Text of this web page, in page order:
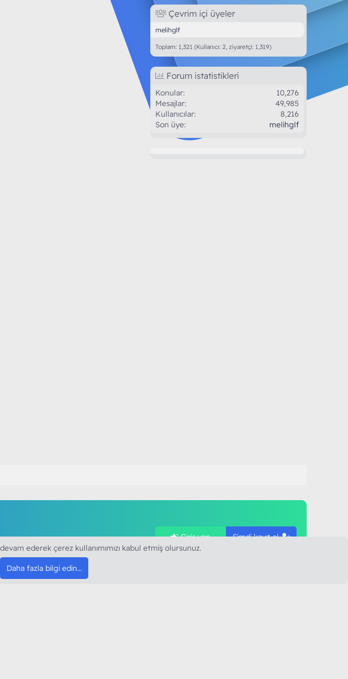
Çevrim içi üyeler
melihglf
Toplam: 1,321 (Kullanıcı: 2, ziyaretçi: 1,319)
Forum istatistikleri
Konular
10,276
Mesajlar
49,985
Kullanıcılar
8,216
Son üye
melihglf
Giriş yap Şimdi kayıt ol
ederek çerez kullanımımızı kabul etmiş olursunuz.
Daha fazla bilgi edin…